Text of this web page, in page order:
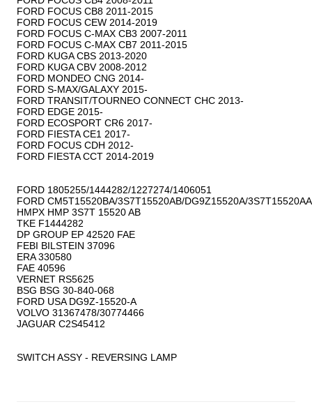
FORD FOCUS CB8 2011-2015
FORD FOCUS CEW 2014-2019
FORD FOCUS C-MAX CB3 2007-2011
FORD FOCUS C-MAX CB7 2011-2015
FORD KUGA CBS 2013-2020
FORD KUGA CBV 2008-2012
FORD MONDEO CNG 2014-
FORD S-MAX/GALAXY 2015-
FORD TRANSIT/TOURNEO CONNECT CHC 2013-
FORD EDGE 2015-
FORD ECOSPORT CR6 2017-
FORD FIESTA CE1 2017-
FORD FOCUS CDH 2012-
FORD FIESTA CCT 2014-2019
FORD 1805255/1444282/1227274/1406051
FORD CM5T15520BA/3S7T15520AB/DG9Z15520A/
HMPX HMP 3S7T 15520 AB
TKE F1444282
DP GROUP EP 42520 FAE
FEBI BILSTEIN 37096
ERA 330580
FAE 40596
VERNET RS5625
BSG BSG 30-840-068
FORD USA DG9Z-15520-A
VOLVO 31367478/30774466
JAGUAR C2S45412
SWITCH ASSY - REVERSING LAMP